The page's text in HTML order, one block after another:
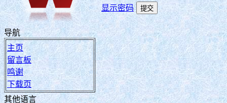
导航
主页
留言板
鸣谢
下载页
其他语言
显示密码